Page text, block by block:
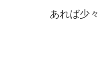
あれば少々